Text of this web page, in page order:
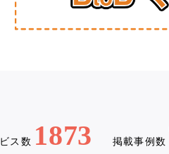
ス数 1873 掲載事例数